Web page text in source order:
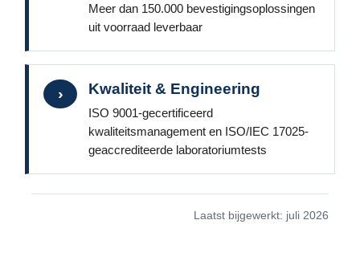
Meer dan 150.000 bevestigingsoplossingen
uit voorraad leverbaar
› Kwaliteit & Engineering
ISO 9001-gecertificeerd
kwaliteitsmanagement en ISO/IEC 17025-
geaccrediteerde laboratoriumtests
Laatst bijgewerkt: juli 2026